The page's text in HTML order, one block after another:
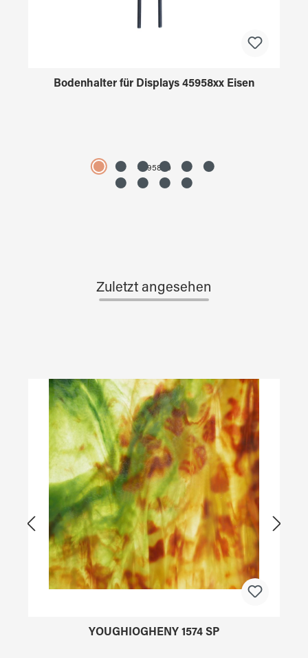
Bodenhalter für Displays 45958xx Eisen
4595890
Zuletzt angesehen
Produktgalerie überspringen
YOUGHIOGHENY 1574 SP